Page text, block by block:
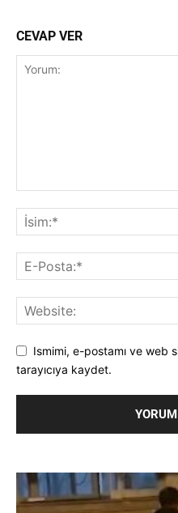
CEVAP VER
Ismimi, e-postamı ve web
tarayıcıya kaydet.